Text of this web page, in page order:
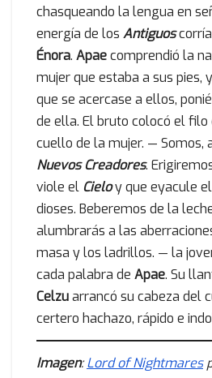
chasqueando la lengua en
energía de los Antiguos
Énora. Apaecomprendió la
mujer que estaba a sus pies,
que se acercase a ellos,
de ella. El bruto colocó el
cuello de la mujer. — Somos,
Nuevos Creadores.
viole el Cieloy que eyacule
dioses. Beberemos de la
alumbrarás a las
masa y los ladrillos. — la
cada palabra de Apae. Su
Celzuarrancó su cabeza del
certero hachazo, rápido e
Imagen:Lord of Nightmares